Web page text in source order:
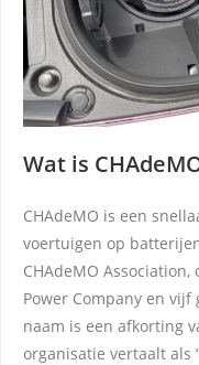
Wat is
CHAdeMO is een
voertuigen op
CHAdeMO
Power Company en
naam is een afkorting
organisatie vertaalt als